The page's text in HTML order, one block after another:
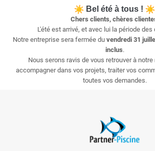
Bel été à tous !
Chers clients, chères
L'été est arrivé, et avec lui la période des
Notre entreprise sera fermée du vendredi 31
inclus.
Nous serons ravis de vous retrouver à notre
accompagner dans vos projets, traiter vos
toutes vos demandes.